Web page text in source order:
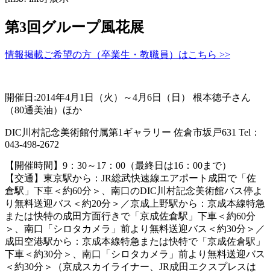
第3回グループ風花展
情報掲載ご希望の方（卒業生・教職員）はこちら >>
開催日:2014年4月1日（火）～4月6日（日） 根本徳子さん
（80通美油）ほか
DIC川村記念美術館付属第1ギャラリー 佐倉市坂戸631 Tel：
043-498-2672
【開催時間】9：30～17：00（最終日は16：00まで）
【交通】東京駅から：JR総武快速線エアポート成田で「佐
倉駅」下車＜約60分＞、南口のDIC川村記念美術館バス停よ
り無料送迎バス＜約20分＞／京成上野駅から：京成本線特急
または快特の成田方面行きで「京成佐倉駅」下車＜約60分
＞、南口「シロタカメラ」前より無料送迎バス＜約30分＞／
成田空港駅から：京成本線特急または快特で「京成佐倉駅」
下車＜約30分＞、南口「シロタカメラ」前より無料送迎バス
＜約30分＞（京成スカイライナー、JR成田エクスプレスは